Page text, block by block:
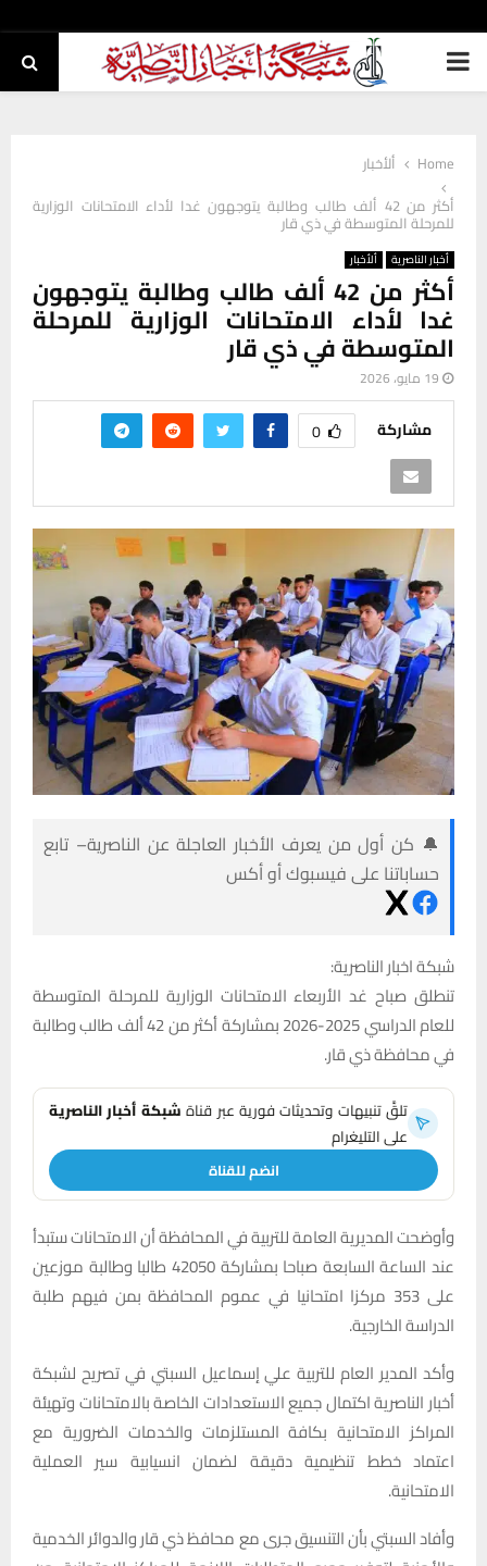
PRIMARY
Home
ألأخبار
أكثر من 42 ألف طالب وطالبة يتوجهون غدا لأداء الامتحانات الوزارية
للمرحلة المتوسطة في ذي قار
أخبار الناصرية ألأخبار
أكثر من 42 ألف طالب وطالبة يتوجهون
غدا لأداء الامتحانات الوزارية للمرحلة
المتوسطة في ذي قار
19 مايو، 2026
مشاركة 0
🔔 كن أول من يعرف الأخبار العاجلة عن الناصرية– تابع
حساباتنا على فيسبوك أو أكس
شبكة اخبار الناصرية:
تنطلق صباح غد الأربعاء الامتحانات الوزارية للمرحلة المتوسطة
للعام الدراسي 2025-2026 بمشاركة أكثر من 42 ألف طالب وطالبة
في محافظة ذي قار.
تلقَّ تنبيهات وتحديثات فورية عبر قناةشبكة أخبار الناصرية
على التليغرام
انضم للقناة
وأوضحت المديرية العامة للتربية في المحافظة أن الامتحانات ستبدأ
عند الساعة السابعة صباحا بمشاركة 42050 طالبا وطالبة موزعين
على 353 مركزا امتحانيا في عموم المحافظة بمن فيهم طلبة
الدراسة الخارجية.
وأكد المدير العام للتربية علي إسماعيل السبتي في تصريح لشبكة
أخبار الناصرية اكتمال جميع الاستعدادات الخاصة بالامتحانات وتهيئة
المراكز الامتحانية بكافة المستلزمات والخدمات الضرورية مع
اعتماد خطط تنظيمية دقيقة لضمان انسيابية سير العملية
الامتحانية.
وأفاد السبتي بأن التنسيق جرى مع محافظ ذي قار والدوائر الخدمية